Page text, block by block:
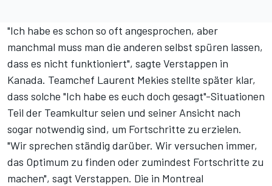
"Ich habe es schon so oft angesprochen, aber
manchmal muss man die anderen selbst spüren lassen,
dass es nicht funktioniert", sagte Verstappen in
Kanada. Teamchef Laurent Mekies stellte später klar,
dass solche "Ich habe es euch doch gesagt"-Situationen
Teil der Teamkultur seien und seiner Ansicht nach
sogar notwendig sind, um Fortschritte zu erzielen.
"Wir sprechen ständig darüber. Wir versuchen immer,
das Optimum zu finden oder zumindest Fortschritte zu
machen", sagt Verstappen. Die in Montreal